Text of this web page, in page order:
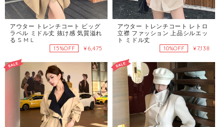
アウター トレンチコート ビッグ
ラペル ミドル丈 抜け感 気質溢れ
る S M L
15%OFF ¥6,475
アウター トレンチコート レトロ
立襟 ファッション 上品シルエッ
ト ミドル丈
10%OFF ¥7,138